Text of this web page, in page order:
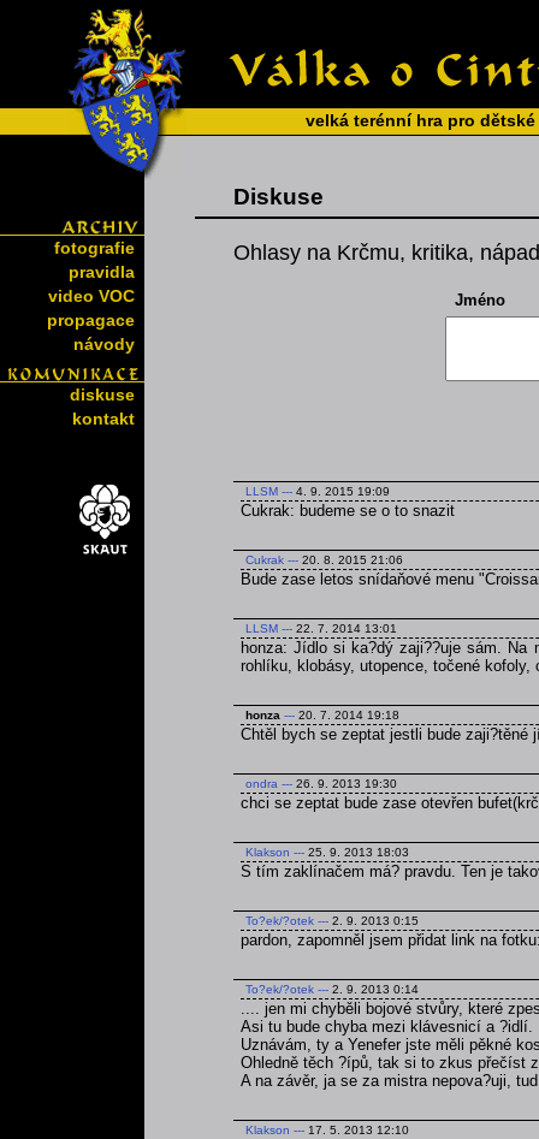
velká terénní hra pro
fotografie
pravidla
video VOC
propagace
návody
diskuse
kontakt
Diskuse
Ohlasy na Krčmu, kritika,
Jméno
LLSM --- 4. 9. 2015 19:09
Cukrak: budeme se o to snazit
Cukrak --- 20. 8. 2015 21:06
Bude zase letos snídaňové menu
LLSM --- 22. 7. 2014 13:01
honza: Jídlo si ka?dý zaji??uje sám.
rohlíku, klobásy, utopence, točené kofoly,
honza --- 20. 7. 2014 19:18
Chtěl bych se zeptat jestli bude zaji?těné
ondra --- 26. 9. 2013 19:30
chci se zeptat bude zase otevřen
Klakson --- 25. 9. 2013 18:03
S tím zaklínačem má? pravdu. Ten je
To?ek/?otek --- 2. 9. 2013 0:15
pardon, zapomněl jsem přidat link na
To?ek/?otek --- 2. 9. 2013 0:14
.... jen mi chyběli bojové stvůry, které
Asi tu bude chyba mezi klávesnicí a ?idlí.
Uznávám, ty a Yenefer jste měli pěkné
Ohledně těch ?ípů, tak si to zkus přečíst
A na závěr, ja se za mistra nepova?uji,
Klakson --- 17. 5. 2013 12:10